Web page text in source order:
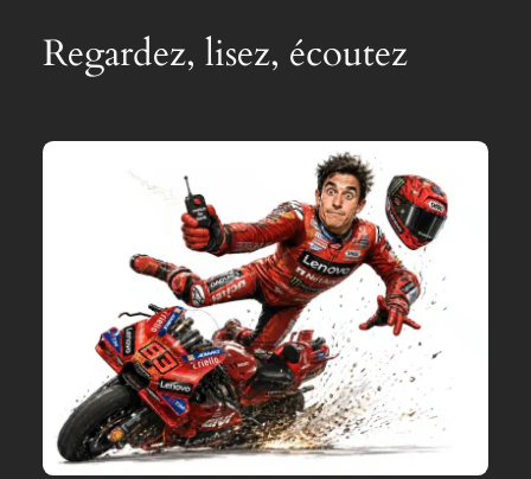
Regardez, lisez, écoutez